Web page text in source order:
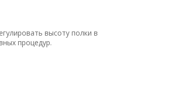
высоту полки в
процедур.